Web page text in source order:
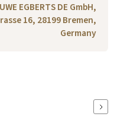
EGBERTS DE GmbH,
16, 28199 Bremen,
Germany
Next